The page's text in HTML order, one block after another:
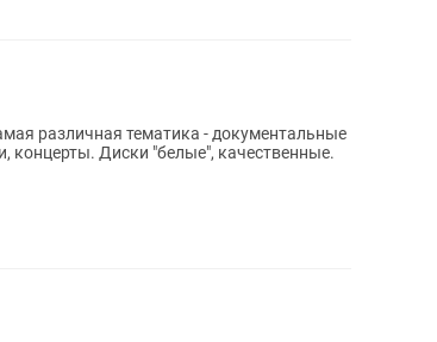
различная тематика - документальные
Диски "белые", качественные.